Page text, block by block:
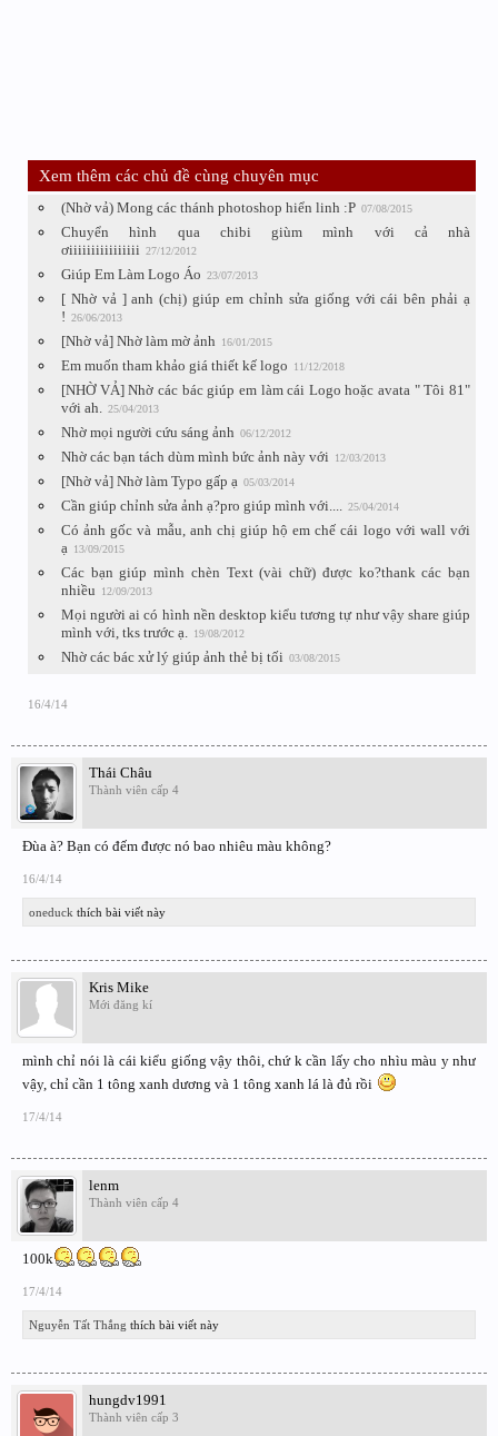
Xem thêm các chủ đề cùng chuyên mục
(Nhờ vả) Mong các thánh photoshop hiển linh :P 07/08/2015
Chuyển hình qua chibi giùm mình với cả nhà
ơiiiiiiiiiiiiiiii 27/12/2012
Giúp Em Làm Logo Áo 23/07/2013
[ Nhờ vả ] anh (chị) giúp em chỉnh sửa giống với cái bên phải ạ
! 26/06/2013
[Nhờ vả] Nhờ làm mờ ảnh 16/01/2015
Em muốn tham khảo giá thiết kế logo 11/12/2018
[NHỜ VẢ] Nhờ các bác giúp em làm cái Logo hoặc avata " Tôi 81"
với ah. 25/04/2013
Nhờ mọi người cứu sáng ảnh 06/12/2012
Nhờ các bạn tách dùm mình bức ảnh này với 12/03/2013
[Nhờ vả] Nhờ làm Typo gấp ạ 05/03/2014
Cần giúp chỉnh sửa ảnh ạ?pro giúp mình với.... 25/04/2014
Có ảnh gốc và mẫu, anh chị giúp hộ em chế cái logo với wall với
ạ 13/09/2015
Các bạn giúp mình chèn Text (vài chữ) được ko?thank các bạn
nhiều
12/09/2013
Mọi người ai có hình nền desktop kiểu tương tự như vậy share giúp
mình với, tks trước ạ. 19/08/2012
Nhờ các bác xử lý giúp ảnh thẻ bị tối 03/08/2015
16/4/14
Thái Châu
Thành viên cấp 4
Đùa à? Bạn có đếm được nó bao nhiêu màu không?
16/4/14
oneduck thích bài viết này
Kris Mike
Mới đăng kí
mình chỉ nói là cái kiểu giống vậy thôi, chứ k cần lấy cho nhìu màu y như
vậy, chỉ cần 1 tông xanh dương và 1 tông xanh lá là đủ rồi
17/4/14
lenm
Thành viên cấp 4
100k
17/4/14
Nguyễn Tất Thắng thích bài viết này
hungdv1991
Thành viên cấp 3